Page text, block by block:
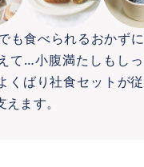
も食べられるおかず
て…小腹満たしもし
くばり社食セットが
ます。